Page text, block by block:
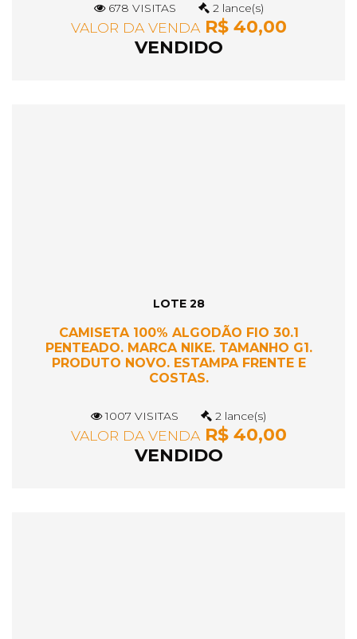
678 VISITAS 2 lance(s)
VALOR DA VENDAR$ 40,00
VENDIDO
LOTE 28
CAMISETA 100% ALGODÃO FIO 30.1
PENTEADO. MARCA NIKE. TAMANHO G1.
PRODUTO NOVO. ESTAMPA FRENTE E
COSTAS.
1007 VISITAS 2 lance(s)
VALOR DA VENDAR$ 40,00
VENDIDO